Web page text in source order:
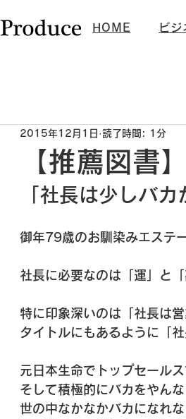
HOME ビ
【推薦図書
2015年12月1日 読了時間: 1分
「社長は少しバ
御年79歳のお馴染みエステ
社長に必要なのは「運」と
特に印象深いのは「社長は
タイトルにもあるように「
元日本生命でトップセール
そして積極的にバカをやんな
世の中なかなかバカになれ